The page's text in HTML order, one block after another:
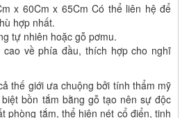
x 60Cm x 65Cm Có thể liên hệ để
hợp nhất.
tự nhiên hoặc gỗ pơmu.
cao về phía đầu, thích hợp cho nghĩ
thế giới ưa chuộng bởi tính thẩm mỹ
bồn tắm bằng gỗ tạo nên sự độc
phòng tắm, thể hiện nét cổ điển, tinh